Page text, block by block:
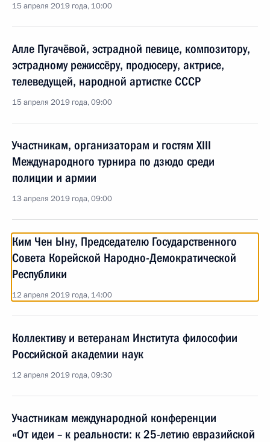
15 апреля 2019 года, 10:00
Алле Пугачёвой, эстрадной певице, композитору,
эстрадному режиссёру, продюсеру, актрисе,
телеведущей, народной артистке СССР
15 апреля 2019 года, 09:00
Участникам, организаторам и гостям XIII
Международного турнира по дзюдо среди
полиции и армии
13 апреля 2019 года, 09:00
Ким Чен Ыну, Председателю Государственного
Совета Корейской Народно-Демократической
Республики
12 апреля 2019 года, 14:00
Коллективу и ветеранам Института философии
Российской академии наук
12 апреля 2019 года, 09:30
Участникам международной конференции
«От идеи – к реальности: к 25-летию евразийской